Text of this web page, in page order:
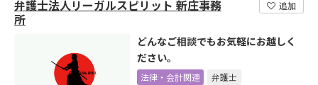
弁護士法人リーガルスピリット 新庄事務
所
追加
どんなご相談でもお気軽にお越しく
ださい。
法律・会計関連 弁護士